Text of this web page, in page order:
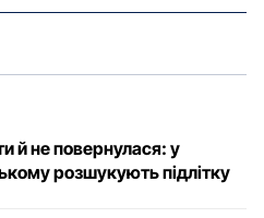
й не повернулася: у
розшукують підлітку